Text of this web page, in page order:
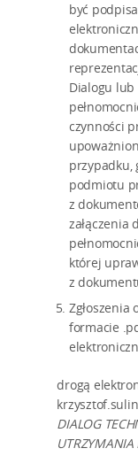
być
Dialogu
czynności
przypadku,
podmiotu
z
załączenia
której
z
Zgłoszenia
formacie
drogą
DIALOG
UTRZYMANIA